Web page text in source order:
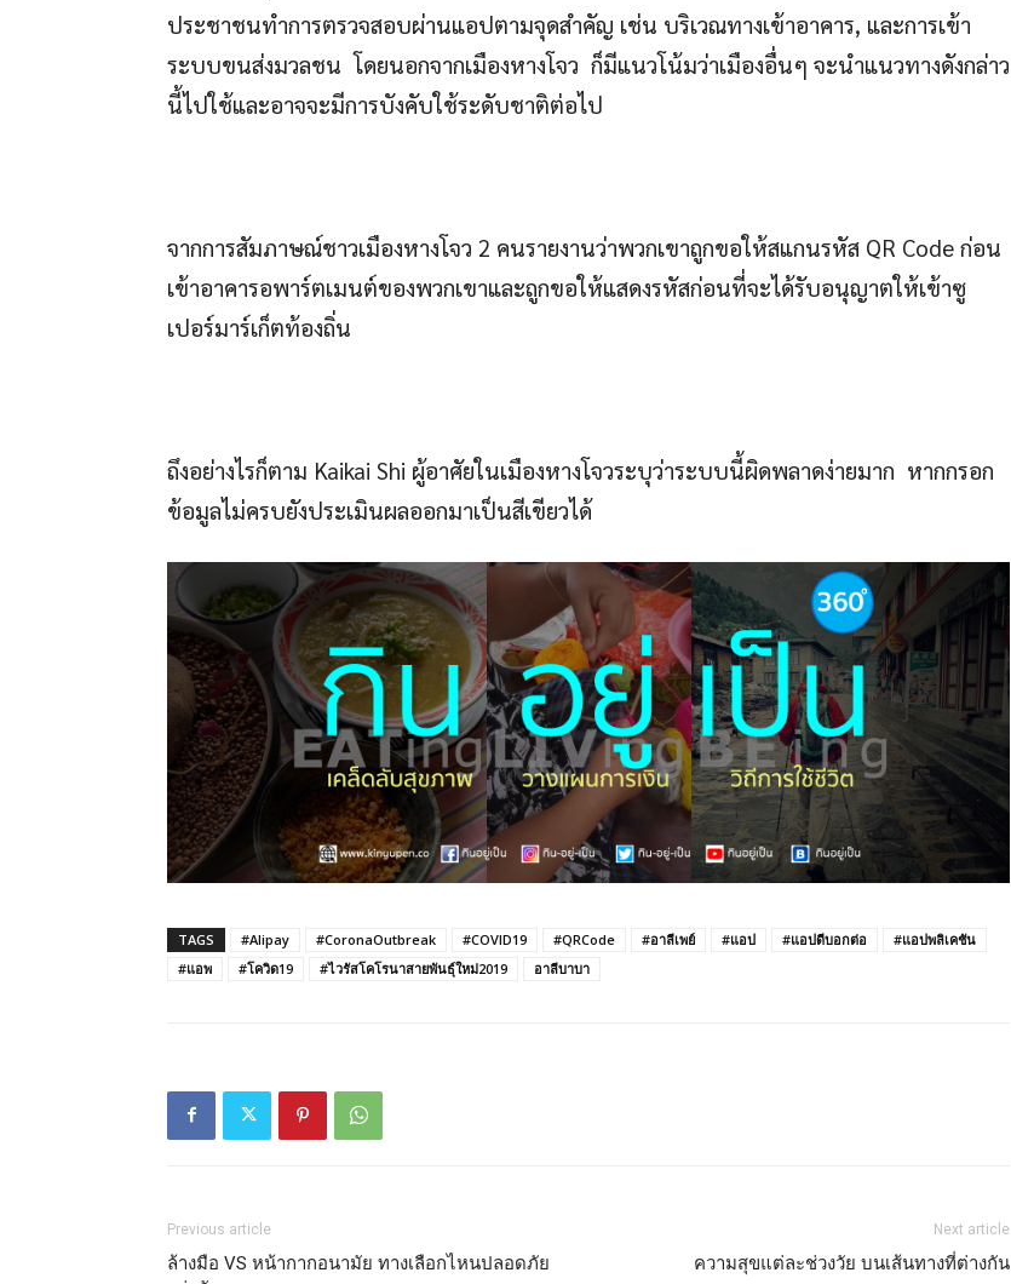
ประชาชนทำการตรวจสอบผ่านแอปตามจุดสำคัญ เช่น บริเวณทางเข้าอาคาร, และการเข้า
ระบบขนส่งมวลชน โดยนอกจากเมืองหางโจว ก็มีแนวโน้มว่าเมืองอื่นๆ จะนำแนวทางดังกล่าว
นี้ไปใช้และอาจจะมีการบังคับใช้ระดับชาติต่อไป
จากการสัมภาษณ์ชาวเมืองหางโจว 2 คนรายงานว่าพวกเขาถูกขอให้สแกนรหัส QR Code ก่อน
เข้าอาคารอพาร์ตเมนต์ของพวกเขาและถูกขอให้แสดงรหัสก่อนที่จะได้รับอนุญาตให้เข้าซู
เปอร์มาร์เก็ตท้องถิ่น
ถึงอย่างไรก็ตาม Kaikai Shi ผู้อาศัยในเมืองหางโจวระบุว่าระบบนี้ผิดพลาดง่ายมาก หากกรอก
ข้อมูลไม่ครบยังประเมินผลออกมาเป็นสีเขียวได้
TAGS #Alipay #CoronaOutbreak #COVID19 #QRCode #อาลีเพย์ #แอป #แอปดีบอกต่อ
#แอปพลิเคชัน
#แอพ
#โควิด19 #ไวรัสโคโรนาสายพันธุ์ใหม่2019 อาลีบาบา
Previous article
ล้างมือ VS หน้ากากอนามัย ทางเลือกไหนปลอดภัย
Next article
ความสุขแต่ละช่วงวัย บนเส้นทางที่ต่างกัน